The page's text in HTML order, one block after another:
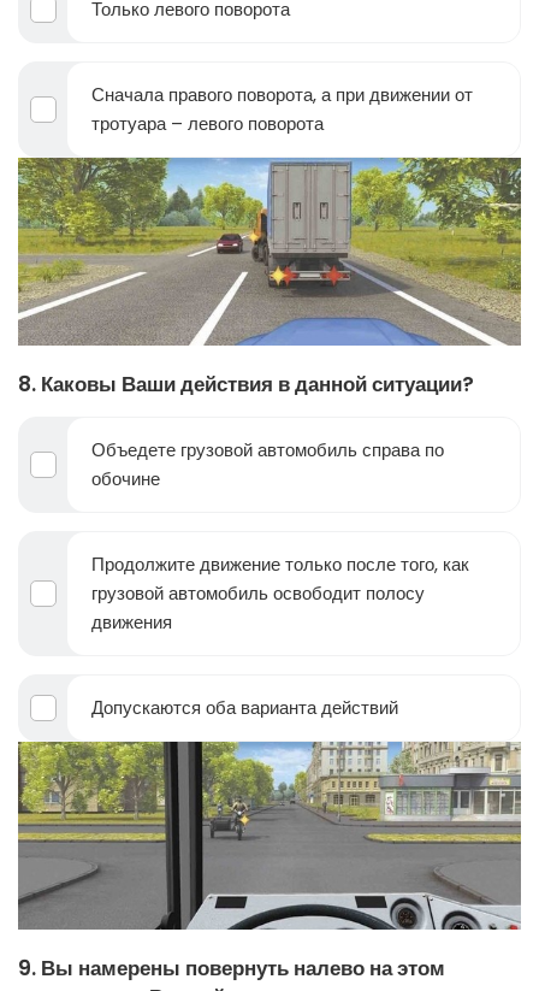
Только левого поворота
Сначала правого поворота, а при движении от
тротуара – левого поворота
8. Каковы Ваши действия в данной ситуации?
Объедете грузовой автомобиль справа по
обочине
Продолжите движение только после того, как
грузовой автомобиль освободит полосу
движения
Допускаются оба варианта действий
9. Вы намерены повернуть налево на этом